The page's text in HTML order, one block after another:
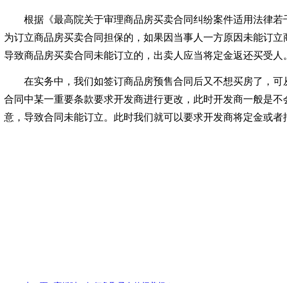
根据《最高院关于审理商品房买卖合同纠纷案件适用法律
为订立商品房买卖合同担保的，如果因当事人一方原因未能订
导致商品房买卖合同未能订立的，出卖人应当将定金返还买受人。
在实务中，我们如签订商品房预售合同后又不想买房了，
合同中某一重要条款要求开发商进行更改，此时开发商一般是
意，导致合同未能订立。此时我们就可以要求开发商将定金或者